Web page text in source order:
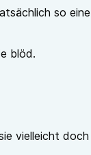
so
blöd.
vielleicht